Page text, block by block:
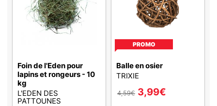
Foin de l'Eden pour
lapins et rongeurs - 10
kg
L'EDEN DES
PATTOUNES
PROMO
Balle en osier
TRIXIE
4,59€ 3,99€